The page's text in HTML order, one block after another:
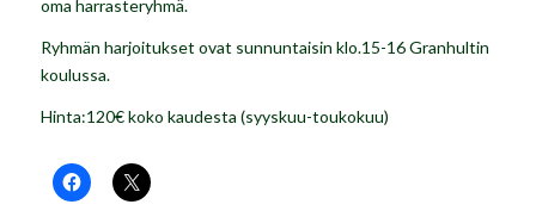
oma harrasteryhmä.
Ryhmän harjoitukset ovat sunnuntaisin klo.15-16 Granhultin
koulussa.
Hinta:120€ koko kaudesta (syyskuu-toukokuu)